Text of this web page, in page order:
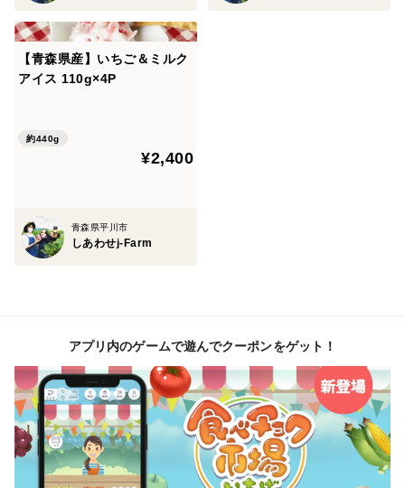
【青森県産】いちご＆ミルク
アイス 110g×4P
約440g
¥2,400
青森県平川市
しあわせj-Farm
アプリ内のゲームで遊んでクーポンをゲット！